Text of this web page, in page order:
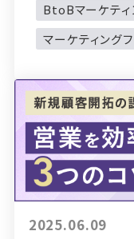
BtoBマーケティ
マーケティング
2025.06.09